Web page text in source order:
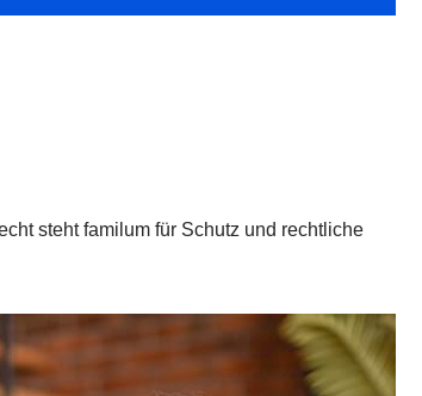
steht familum für Schutz und rechtliche